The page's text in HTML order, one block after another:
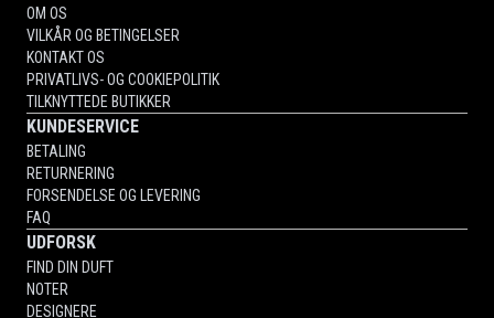
OM OS
VILKÅR OG BETINGELSER
KONTAKT OS
PRIVATLIVS- OG COOKIEPOLITIK
TILKNYTTEDE BUTIKKER
KUNDESERVICE
BETALING
RETURNERING
FORSENDELSE OG LEVERING
FAQ
UDFORSK
FIND DIN DUFT
NOTER
DESIGNERE